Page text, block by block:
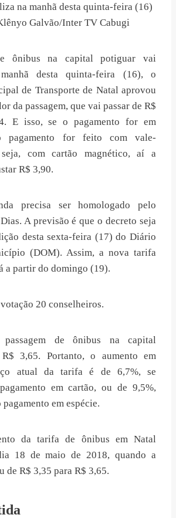
na manhã desta quinta-feira (16)
Galvão/Inter TV Cabugi
ônibus na capital potiguar vai
desta quinta-feira (16), o
de Transporte de Natal aprovou
da passagem, que vai passar de R$
E isso, se o pagamento for em
pagamento for feito com vale-
com cartão magnético, aí a
R$ 3,90.
precisa ser homologado pelo
A previsão é que o decreto seja
desta sexta-feira (17) do Diário
(DOM). Assim, a nova tarifa
a partir do domingo (19).
20 conselheiros.
passagem de ônibus na capital
3,65. Portanto, o aumento em
atual da tarifa é de 6,7%, se
em cartão, ou de 9,5%,
em espécie.
da tarifa de ônibus em Natal
18 de maio de 2018, quando a
de R$ 3,35 para R$ 3,65.